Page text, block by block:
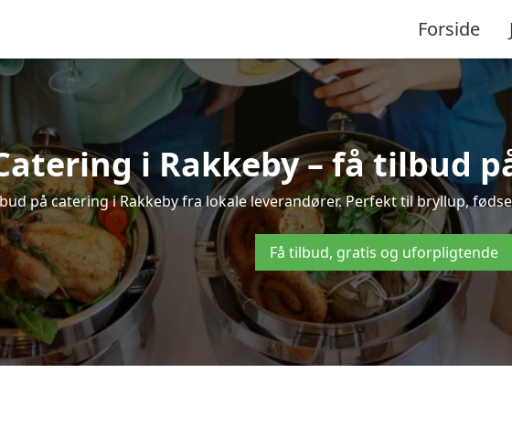
Forside
i Rakkeby – få tilbud
på catering i Rakkeby fra lokale leverandører. Perfekt til bryllup,
Få tilbud, gratis og uforpligtende